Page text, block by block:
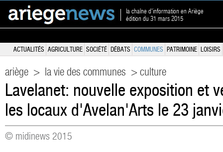
la chaîne d'information en Ariège
édition du 31 mars 2015
ACTUALITÉS AGRICULTURE SOCIÉTÉ DÉBATS COMMUNES PATRIMOINE LOISIRS
ariège > la vie des communes > culture
Lavelanet: nouvelle exposition et
les locaux d'Avelan'Arts le 23
© midinews 2015